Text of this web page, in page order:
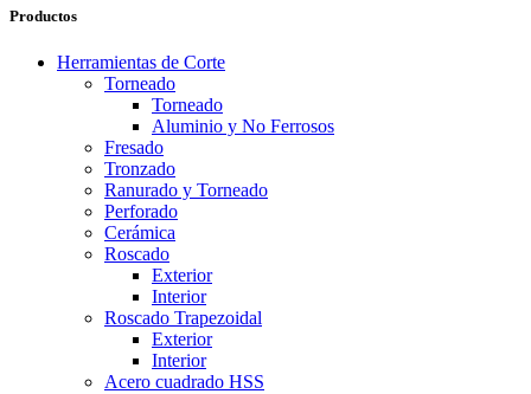
Productos
Herramientas de Corte
Torneado
Torneado
Aluminio y No Ferrosos
Fresado
Tronzado
Ranurado y Torneado
Perforado
Cerámica
Roscado
Exterior
Interior
Roscado Trapezoidal
Exterior
Interior
Acero cuadrado HSS